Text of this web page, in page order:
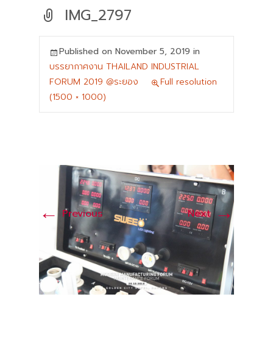
IMG_2797
Published on November 5, 2019 in
บรรยากาศงาน THAILAND INDUSTRIAL
FORUM 2019 @ระยอง
Full resolution
(1500 × 1000)
← Previous Next→